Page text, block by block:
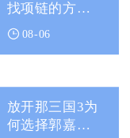
找项链的方式
有哪些
08-06
放开那三国3为
何选择郭嘉与